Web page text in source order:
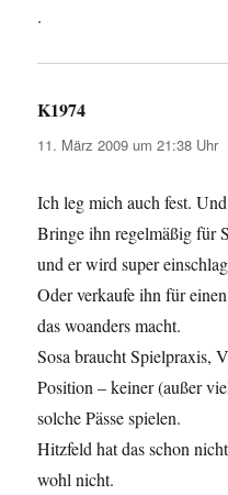
.
K1974
11. März 2009 um 21:38 Uhr
Ich leg mich auch fest.
Bringe ihn regelmäßig für
und er wird super
Oder verkaufe ihn für
das woanders macht.
Sosa braucht Spielpraxis,
Position – keiner (außer
solche Pässe spielen.
Hitzfeld hat das schon
wohl nicht.